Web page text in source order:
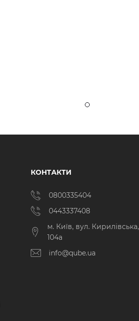
КОНТАКТИ
0800335404
0443337408
м. Київ, вул. Кирилівська,
104а
info@qube.ua